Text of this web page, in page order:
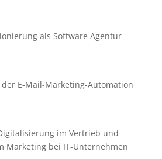
als Software Agentur
E-Mail-Marketing-Automation
im Vertrieb und
Marketing bei IT-Unternehmen